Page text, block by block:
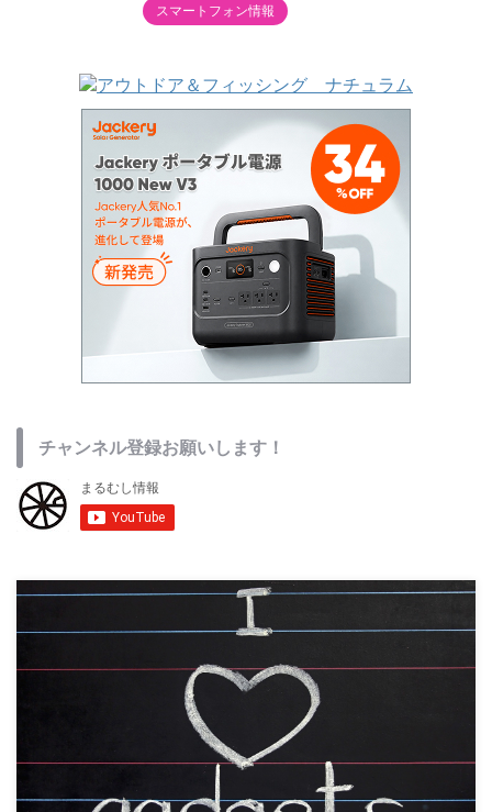
スマートフォン情報
チャンネル登録お願いします！